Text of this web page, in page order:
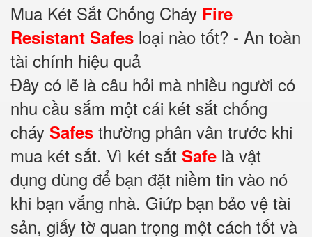
Mua Két Sắt Chống Cháy Fire
Resistant Safes loại nào tốt? - An toàn
tài chính hiệu quả
Đây có lẽ là câu hỏi mà nhiều người có
nhu cầu sắm một cái két sắt chống
cháy Safes thường phân vân trước khi
mua két sắt. Vì két sắt Safe là vật
dụng dùng để bạn đặt niềm tin vào nó
khi bạn vắng nhà. Giứp bạn bảo vệ tài
sản, giấy tờ quan trọng một cách tốt và